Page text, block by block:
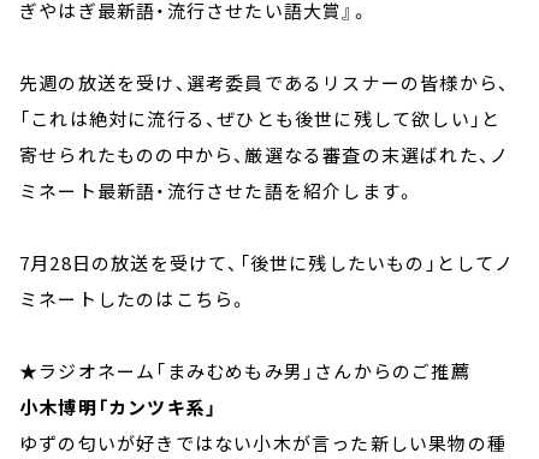
ぎやはぎ最新語・流行させたい語大賞』。
先週の放送を受け、選考委員であるリスナーの皆様から、
「これは絶対に流行る、ぜひとも後世に残して欲しい」と
寄せられたものの中から、厳選なる審査の末選ばれた、ノ
ミネート最新語・流行させた語を紹介します。
7月28日の放送を受けて、「後世に残したいもの」としてノ
ミネートしたのはこちら。
★ラジオネーム「まみむめもみ男」さんからのご推薦
小木博明「カンツキ系」
ゆずの匂いが好きではない小木が言った新しい果物の種